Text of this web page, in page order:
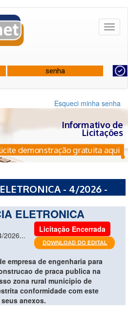
Esqueci minha senha
Informativo de
Licitações
demonstração gratuita aqui
- 4/2026 -
ELETRONICA
2026...
Licitação Encerrada
empresa de engenharia para
de praca publica na
zona rural municipio de
conformidade com este
anexos.